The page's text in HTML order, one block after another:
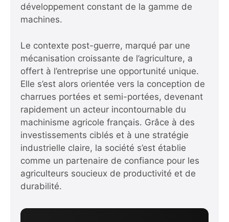
développement constant de la gamme de
machines.
Le contexte post-guerre, marqué par une
mécanisation croissante de l’agriculture, a
offert à l’entreprise une opportunité unique.
Elle s’est alors orientée vers la conception de
charrues portées et semi-portées, devenant
rapidement un acteur incontournable du
machinisme agricole français. Grâce à des
investissements ciblés et à une stratégie
industrielle claire, la société s’est établie
comme un partenaire de confiance pour les
agriculteurs soucieux de productivité et de
durabilité.